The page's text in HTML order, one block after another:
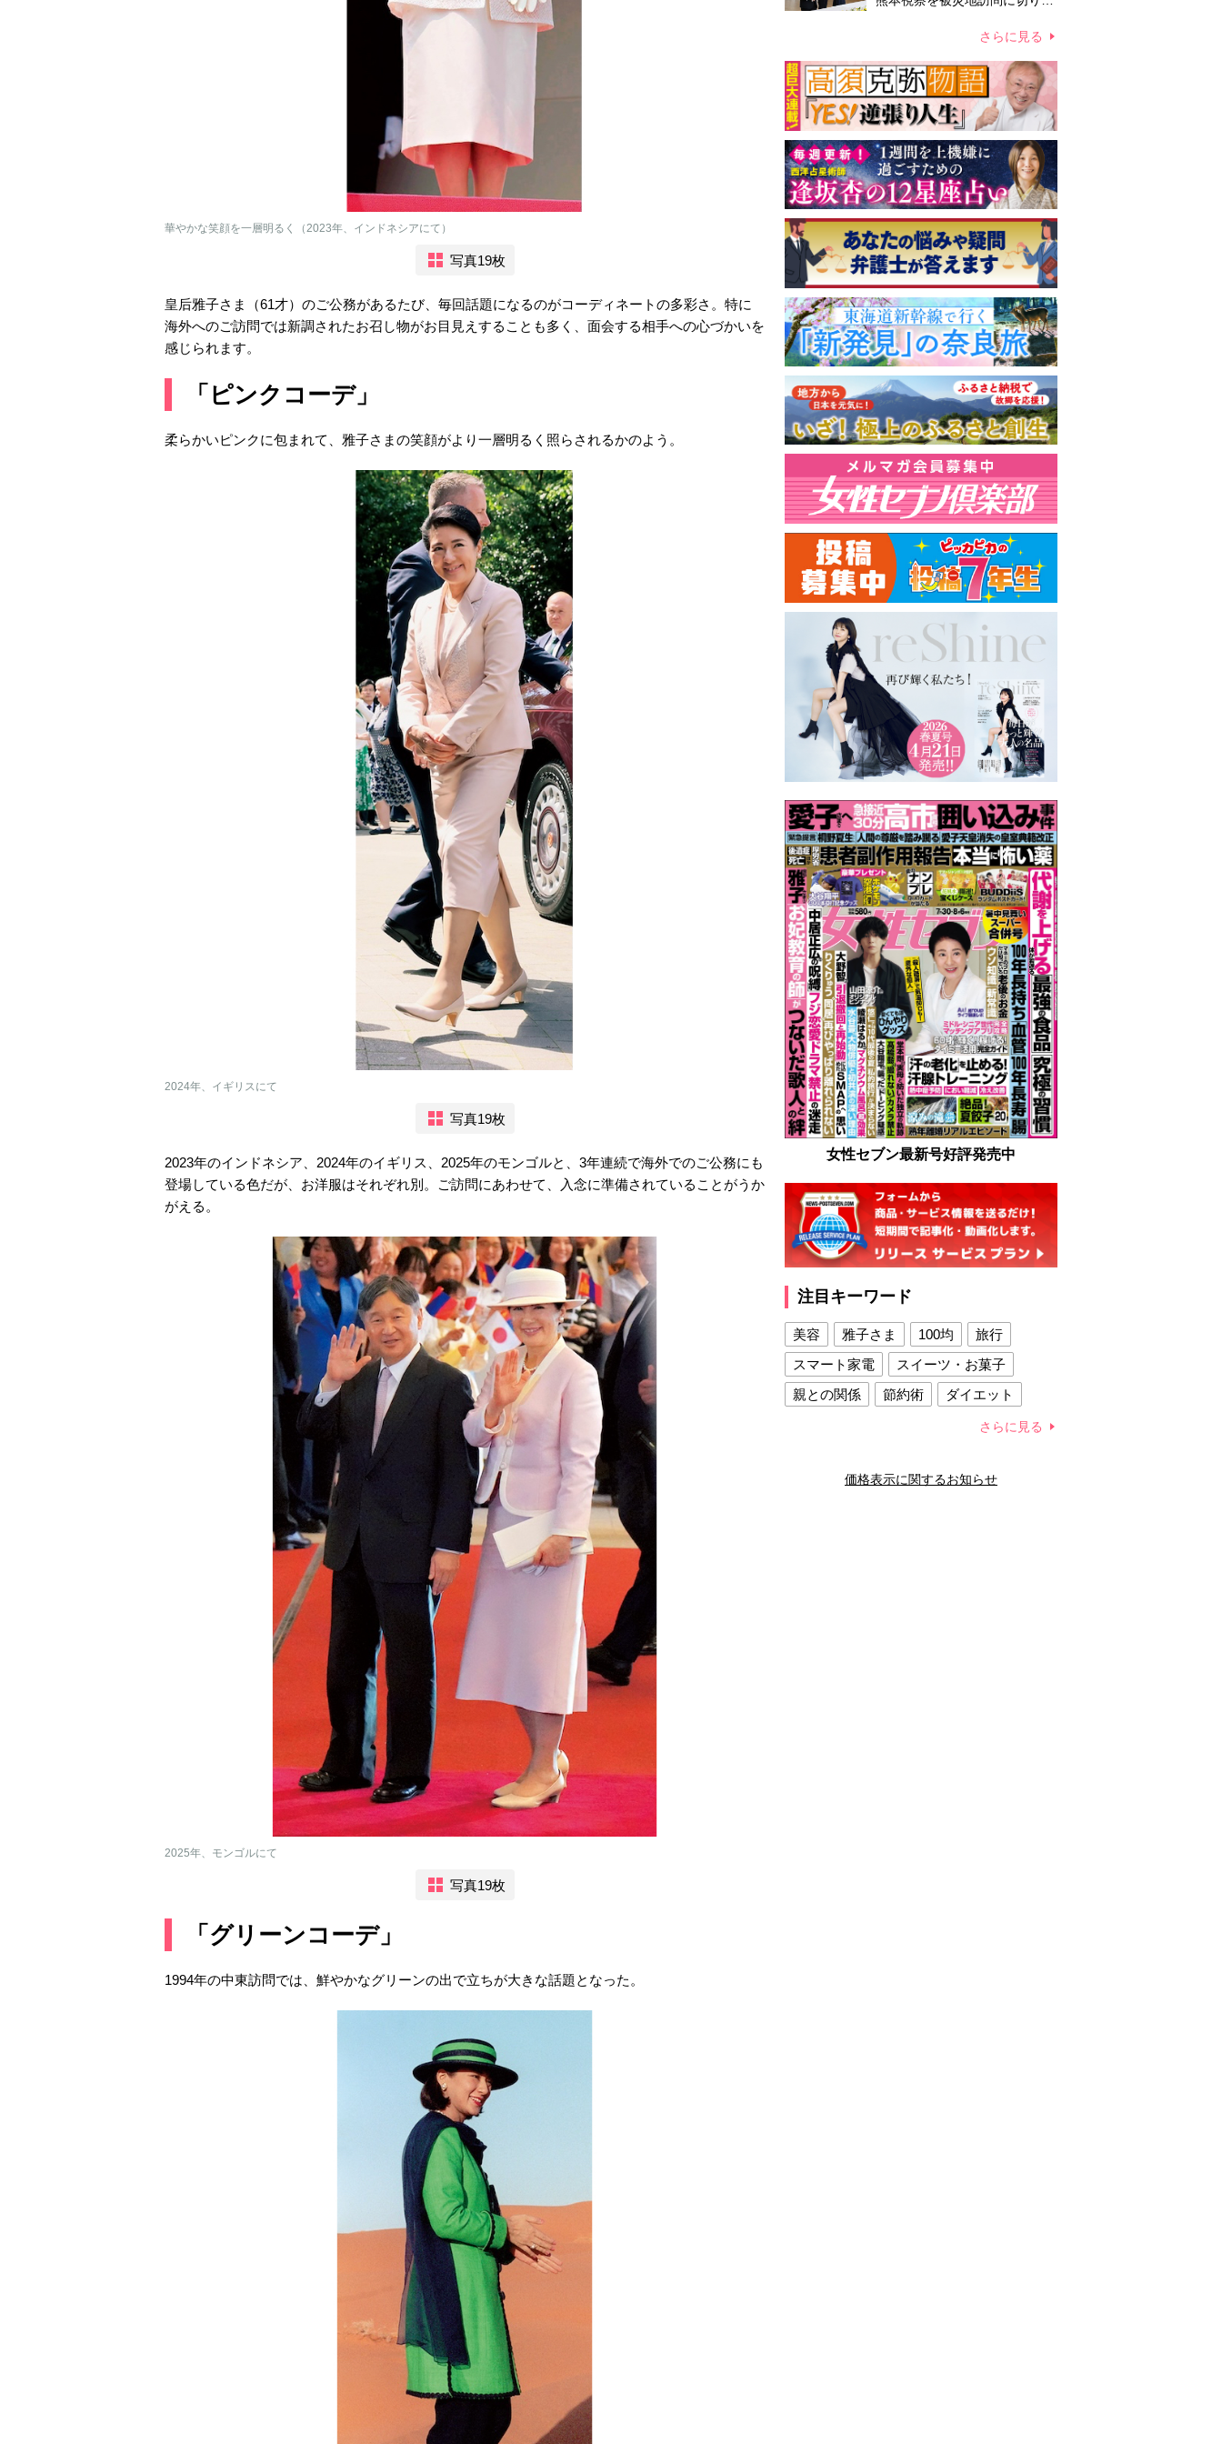
華やかな笑顔を一層明るく（2023年、インドネシアにて）
写真19枚
皇后雅子さま（61才）のご公務があるたび、毎回話題になるのがコーディネートの多彩さ。特に
海外へのご訪問では新調されたお召し物がお目見えすることも多く、面会する相手への心づかいを
感じられます。
「ピンクコーデ」
柔らかいピンクに包まれて、雅子さまの笑顔がより一層明るく照らされるかのよう。
2024年、イギリスにて
写真19枚
2023年のインドネシア、2024年のイギリス、2025年のモンゴルと、3年連続で海外でのご公務にも
登場している色だが、お洋服はそれぞれ別。ご訪問にあわせて、入念に準備されていることがうか
がえる。
2025年、モンゴルにて
写真19枚
「グリーンコーデ」
1994年の中東訪問では、鮮やかなグリーンの出で立ちが大きな話題となった。
夫妻から受け継ぐ“国民への寄
さらに見る
女性セブン最新号好評発売中
注目キーワード
美容 雅子さま 100均
旅行
スマート家電
スイーツ・お菓子
親との関係
節約術
ダイエット
夫との関係
新津春子 どか食い
さらに見る
価格表示に関するお知らせ